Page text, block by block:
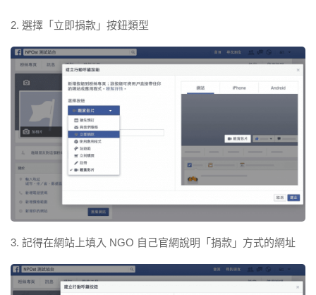
2. 選擇「立即捐款」按鈕類型
3. 記得在網站上填入 NGO 自己官網說明「捐款」方式的網址